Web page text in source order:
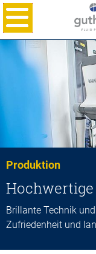
Produktion
Brillante Technik
Zufriedenheit und